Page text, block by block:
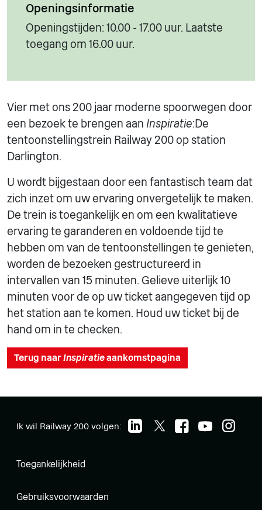
Openingsinformatie
Openingstijden: 10.00 - 17.00 uur. Laatste
toegang om 16.00 uur.
Vier met ons 200 jaar moderne spoorwegen door
een bezoek te brengen aan Inspiratie:De
tentoonstellingstrein Railway 200 op station
Darlington.
U wordt bijgestaan door een fantastisch team dat
zich inzet om uw ervaring onvergetelijk te maken.
De trein is toegankelijk en om een kwalitatieve
ervaring te garanderen en voldoende tijd te
hebben om van de tentoonstellingen te genieten,
worden de bezoeken gestructureerd in
intervallen van 15 minuten. Gelieve uiterlijk 10
minuten voor de op uw ticket aangegeven tijd op
het station aan te komen. Houd uw ticket bij de
hand om in te checken.
Terug naarInspiratieaankomstpagina
Ik wil Railway 200 volgen:
Toegankelijkheid
Gebruiksvoorwaarden